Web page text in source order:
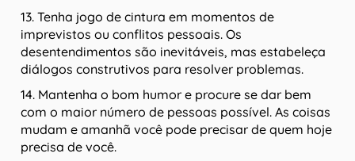
13. Tenha jogo de cintura em momentos de
imprevistos ou conflitos pessoais. Os
desentendimentos são inevitáveis, mas estabeleça
diálogos construtivos para resolver problemas.
14. Mantenha o bom humor e procure se dar bem
com o maior número de pessoas possível. As coisas
mudam e amanhã você pode precisar de quem hoje
precisa de você.